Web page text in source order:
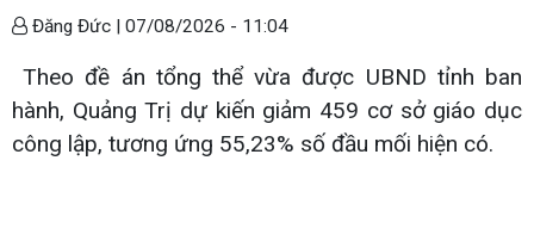
Đăng Đức | 07/08/2026 - 11:04
Theo đề án tổng thể vừa được UBND tỉnh ban
hành, Quảng Trị dự kiến giảm 459 cơ sở giáo dục
công lập, tương ứng 55,23% số đầu mối hiện có.